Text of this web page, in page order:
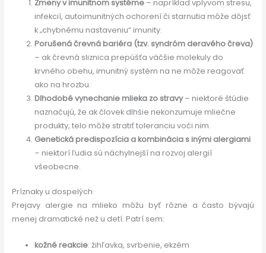
Zmeny v imunitnom systéme– napríklad vplyvom stresu,
infekcií, autoimunitných ochorení či starnutia môže dôjsť
k „chybnému nastaveniu“ imunity.
Porušená črevná bariéra (tzv. syndróm deravého čreva)
– ak črevná sliznica prepúšťa väčšie molekuly do
krvného obehu, imunitný systém na ne môže reagovať
ako na hrozbu.
Dlhodobé vynechanie mlieka zo stravy– niektoré štúdie
naznačujú, že ak človek dlhšie nekonzumuje mliečne
produkty, telo môže stratiť toleranciu voči nim.
Genetická predispozícia a kombinácia s inými alergiami
– niektorí ľudia sú náchylnejší na rozvoj alergií
všeobecne.
Príznaky u dospelých
Prejavy alergie na mlieko môžu byť rôzne a často bývajú
menej dramatické než u detí. Patrí sem:
kožné reakcie: žihľavka, svrbenie, ekzém